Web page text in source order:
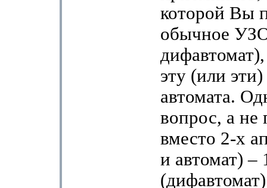
которой Вы
обычное
эту (или
автомата.
вопрос, а не
вместо 2-х
и автомат) –